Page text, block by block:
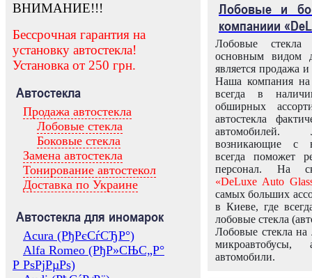
ВНИМАНИЕ!!!
Бессрочная гарантия на
установку автостекла!
Установка от 250 грн.
Автостекла
Продажа автостекла
Лобовые стекла
Боковые стекла
Замена автостекла
Тонирование автостекол
Доставка по Украине
Автостекла для иномарок
Acura (РђРєСѓСЂР°)
Alfa Romeo (РђР»СЊС„Р°
Р РѕРјРµРѕ)
Лобовые и
компаниии
Лобовые
основным видом
является продажа и
Наша компания на
всегда в
обширных
автостекла
возникающие с
всегда поможет
персонал. На
«DeLuxe Auto
самых больших
в Киеве, где
лобовые стекла
Лобовые стекла на
микроавтобусы,
автомобили.